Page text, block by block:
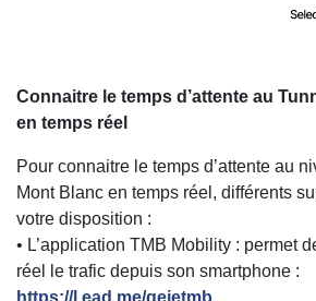
Connaitre le temps d’attente au
en temps réel
Pour connaitre le temps d’attente au
Mont Blanc en temps réel, différents
votre disposition :
• L’application TMB Mobility : permet
réel le trafic depuis son smartphone :